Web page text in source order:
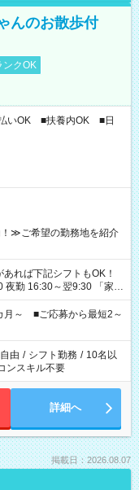
んのお散歩付
ンクOK
いOK ■扶養内OK ■日
≫ご希望の勤務地を紹介
16:30～翌9:30 「家族
夕飯の準備がしたい」
ご希望を教えてください
計で週40時間を超える場
月～ ■ご応募から最短2～
由 / シフト勤務 / 10名以
ンスキル不要
詳細へ
掲載日：2026.08.07